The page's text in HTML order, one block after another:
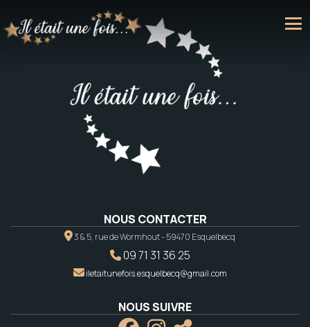
NOUS CONTACTER
3 & 5, rue de Wormhout - 59470 Esquelbecq
09 71 31 36 25
iletaitunefois.esquelbecq@gmail.com
NOUS SUIVRE